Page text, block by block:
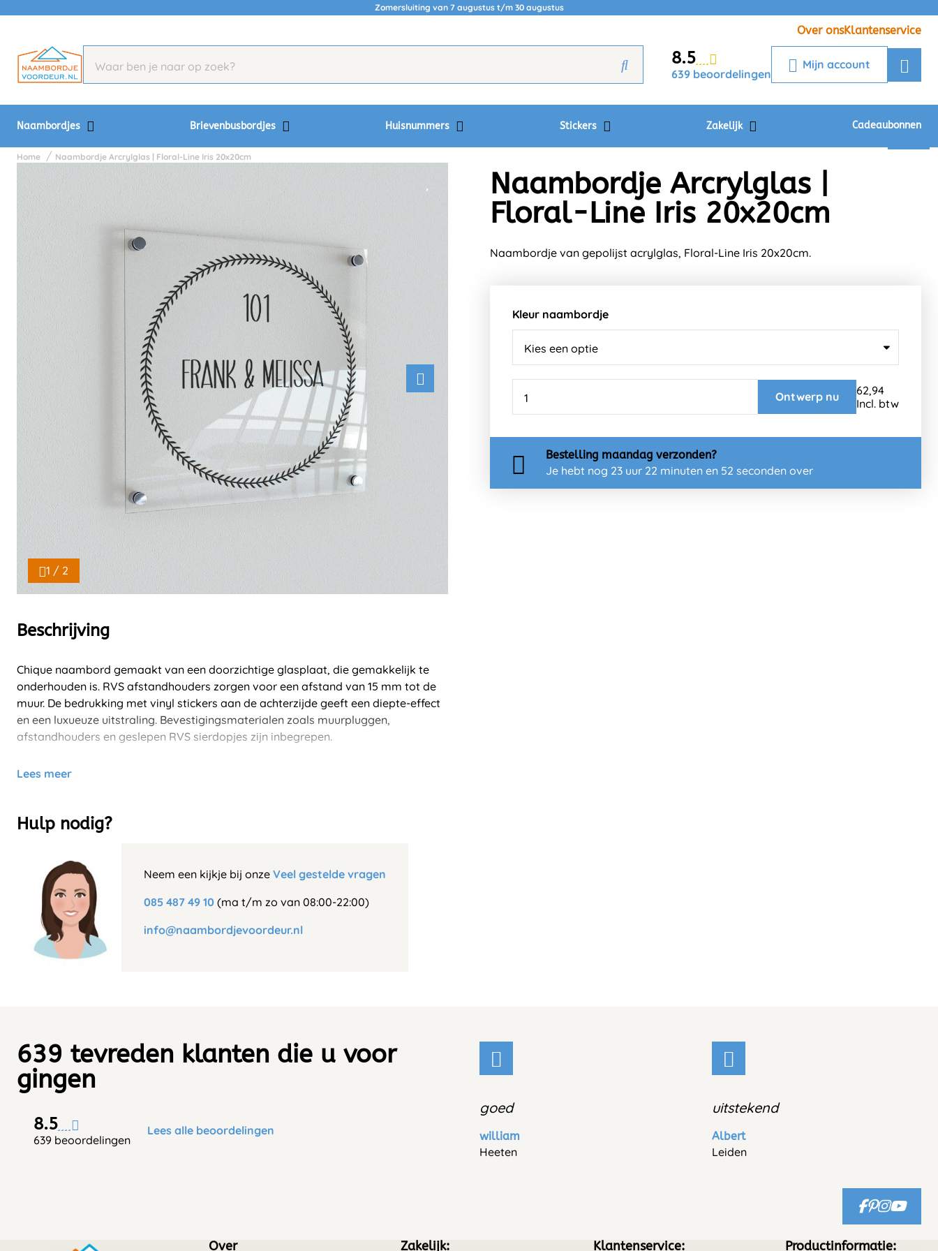
Zomersluiting van 7 augustus t/m 30 augustus
Over onsKlantenservice
8.5
639 beoordelingen
Mijn account
Naambordjes Brievenbusbordjes Huisnummers Stickers Zakelijk Cadeaubonnen
Krijg een antwoord op uw vraag
Chatbot
Chat 24/7 met onze chatbot voor
Contact
Home Naambordje Arcrylglas | Floral-Line Iris 20x20cm
1 / 2
Beschrijving
Chique naambord gemaakt van een doorzichtige glasplaat, die gemakkelijk te
onderhouden is. RVS afstandhouders zorgen voor een afstand van 15 mm tot de
muur. De bedrukking met vinyl stickers aan de achterzijde geeft een diepte-effect
en een luxueuze uitstraling. Bevestigingsmaterialen zoals muurpluggen,
afstandhouders en geslepen RVS sierdopjes zijn inbegrepen.
Lees meer
Hulp nodig?
Neem een kijkje bij onze Veel gestelde vragen
085 487 49 10 (ma t/m zo van 08:00-22:00)
info@naambordjevoordeur.nl
Naambordje Arcrylglas |
Floral-Line Iris 20x20cm
Naambordje van gepolijst acrylglas, Floral-Line Iris 20x20cm.
Kleur naambordje
Ontwerp nu
62,94
Incl. btw
Bestelling maandag verzonden?
Je hebt nog 23 uur 22 minuten en 51 seconden over
639 tevreden klanten die u voor
gingen
8.5
639 beoordelingen
Lees alle beoordelingen
goed
william
Heeten
uitstekend
Albert
Leiden
Over Zakelijk: Klantenservice: Productinformatie: